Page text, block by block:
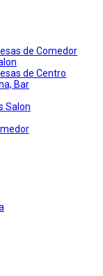
de Comedor
de Centro
Bar
Salon